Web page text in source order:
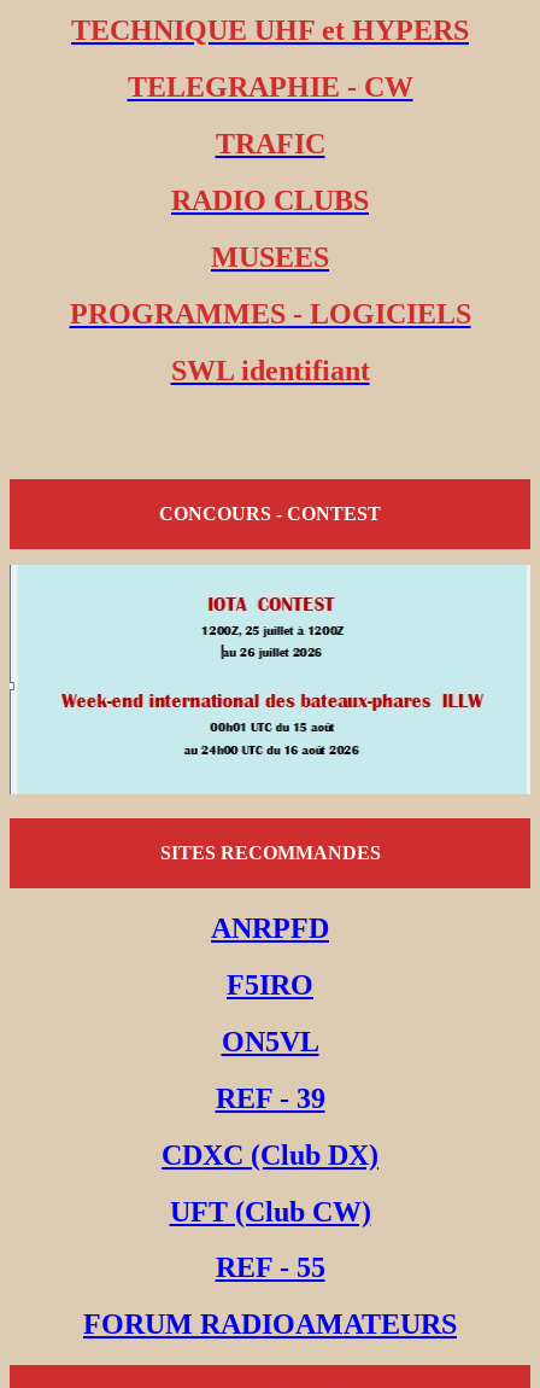
TECHNIQUE UHF et HYPERS
TELEGRAPHIE - CW
TRAFIC
RADIO CLUBS
MUSEES
PROGRAMMES - LOGICIELS
SWL identifiant
CONCOURS - CONTEST
SITES RECOMMANDES
ANRPFD
F5IRO
ON5VL
REF - 39
CDXC (Club DX)
UFT (Club CW)
REF - 55
FORUM RADIOAMATEURS